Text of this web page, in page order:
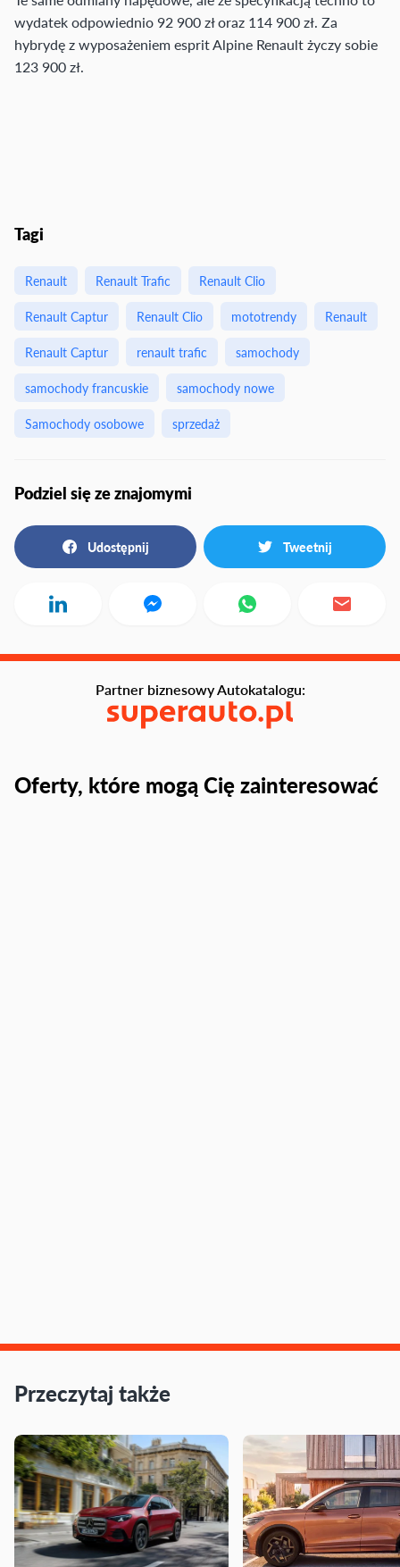
wydatek odpowiednio 92 900 zł oraz 114 900 zł. Za
hybrydę z wyposażeniem esprit Alpine Renault życzy sobie
123 900 zł.
Tagi
Renault Renault Trafic
Renault Clio
Renault Captur
Renault Clio mototrendy
Renault
Renault Captur
renault trafic
samochody
samochody francuskie
samochody nowe
Samochody osobowe
sprzedaż
Podziel się ze znajomymi
Udostępnij Tweetnij
Oferty, które mogą Cię zainteresować
Partner biznesowy Autokatalogu:
Przeczytaj także